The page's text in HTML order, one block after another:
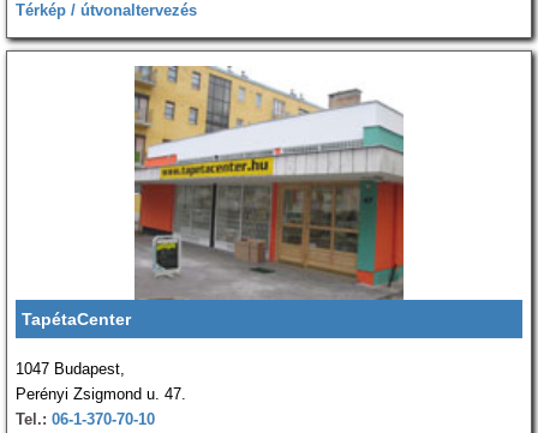
Térkép / útvonaltervezés
TapétaCenter
1047 Budapest,
Perényi Zsigmond u. 47.
Tel.: 06-1-370-70-10